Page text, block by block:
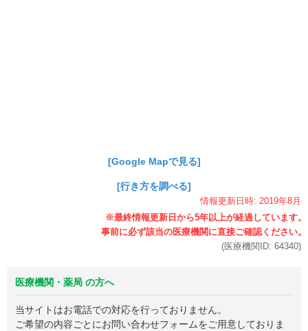
[Google Mapで見る]
[行き方を調べる]
情報更新日時: 2019年8月
(医療機関ID: 64340)
医療機関・薬局 の方へ
当サイトはお電話での対応を行っておりません。
ご希望の内容ごとにお問い合わせフォームをご用意しておりま